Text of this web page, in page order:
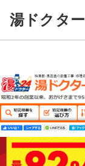
湯ドクター